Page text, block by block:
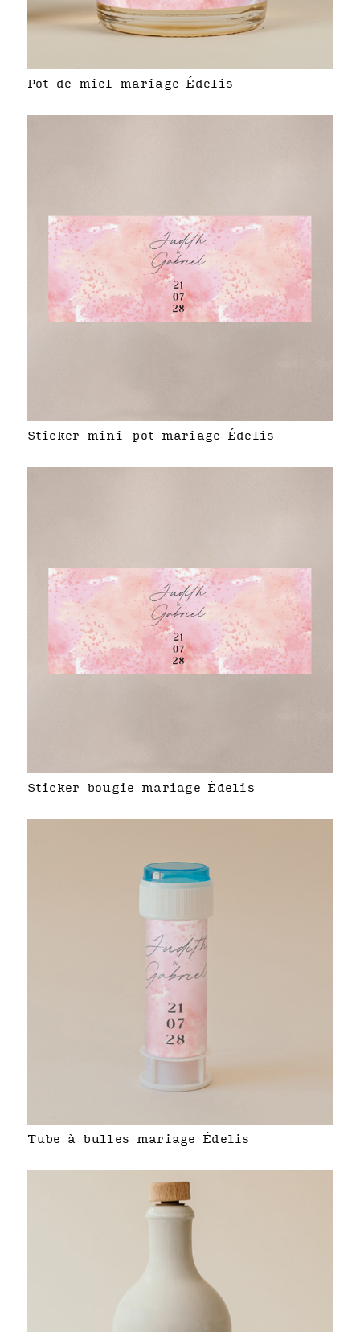
Pot de miel mariage Édelis
Sticker mini-pot mariage Édelis
Sticker bougie mariage Édelis
Tube à bulles mariage Édelis